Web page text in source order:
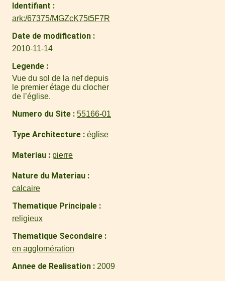
Identifiant
ark:/67375/MGZcK75t5F7R
Date de modification
2010-11-14
Legende
Vue du sol de la nef depuis
le premier étage du clocher
de l’église.
Numero du Site 55166-01
Type Architecture église
Materiau pierre
Nature du Materiau
calcaire
Thematique Principale
religieux
Thematique Secondaire
en agglomération
Annee de Realisation 2009